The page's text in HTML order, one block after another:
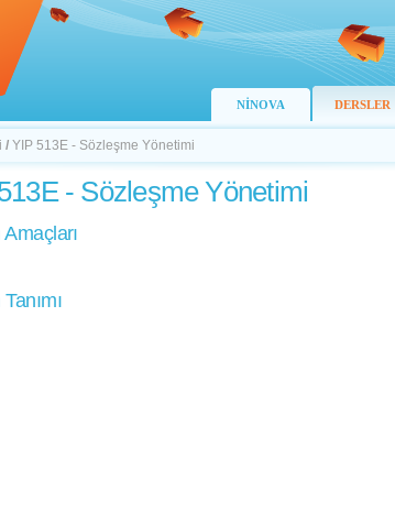
NİNOVA DERSLER
/ YIP 513E - Sözleşme Yönetimi
- Sözleşme Yönetimi